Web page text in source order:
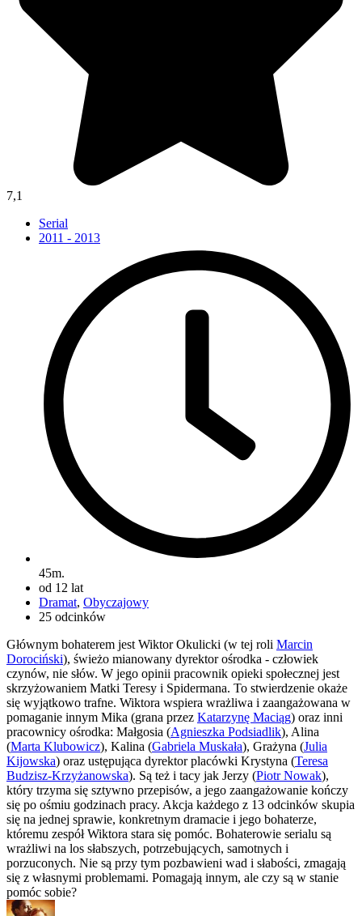
7,1
Serial
2011 - 2013
45m.
od 12 lat
Dramat, Obyczajowy
25 odcinków
Głównym bohaterem jest Wiktor Okulicki (w tej roli Marcin
Dorociński), świeżo mianowany dyrektor ośrodka - człowiek
czynów, nie słów. W jego opinii pracownik opieki społecznej jest
skrzyżowaniem Matki Teresy i Spidermana. To stwierdzenie okaże
się wyjątkowo trafne. Wiktora wspiera wrażliwa i zaangażowana w
pomaganie innym Mika (grana przez Katarzynę Maciąg) oraz inni
pracownicy ośrodka: Małgosia (Agnieszka Podsiadlik), Alina
(Marta Klubowicz), Kalina (Gabriela Muskała), Grażyna (Julia
Kijowska) oraz ustępująca dyrektor placówki Krystyna (Teresa
Budzisz-Krzyżanowska). Są też i tacy jak Jerzy (Piotr Nowak),
który trzyma się sztywno przepisów, a jego zaangażowanie kończy
się po ośmiu godzinach pracy. Akcja każdego z 13 odcinków skupia
się na jednej sprawie, konkretnym dramacie i jego bohaterze,
któremu zespół Wiktora stara się pomóc. Bohaterowie serialu są
wrażliwi na los słabszych, potrzebujących, samotnych i
porzuconych. Nie są przy tym pozbawieni wad i słabości, zmagają
się z własnymi problemami. Pomagają innym, ale czy są w stanie
pomóc sobie?